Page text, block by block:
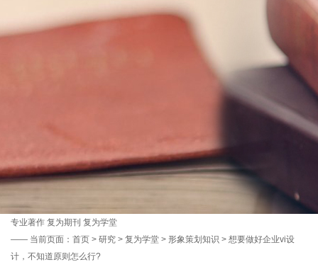
专业著作 复为期刊 复为学堂
—— 当前页面： 首页 > 研究 > 复为学堂 > 形象策划知识 > 想要做好企业vi设
计，不知道原则怎么行?